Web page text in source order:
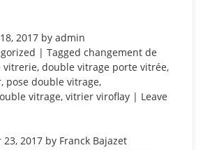
2017 by admin
| Tagged changement de
vitrerie, double vitrage porte vitrée,
, pose double vitrage,
vitrage, vitrier viroflay | Leave
2017 by Franck Bajazet